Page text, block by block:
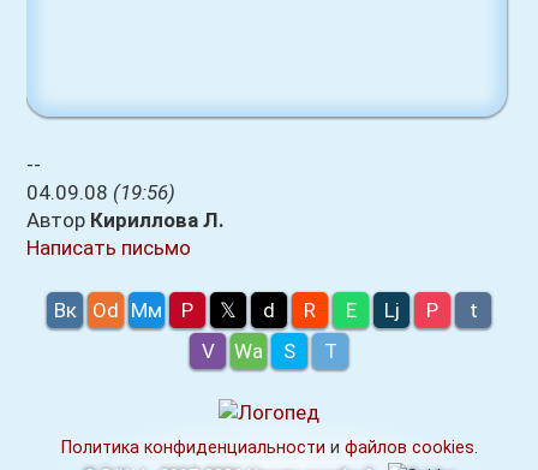
--
04.09.08 (19:56)
Автор Кириллова Л.
Написать письмо
Вк Оd Мм P 𝕏 d R E Lj P
t
V
Wa S T
Политика конфиденциальности и файлов cookies